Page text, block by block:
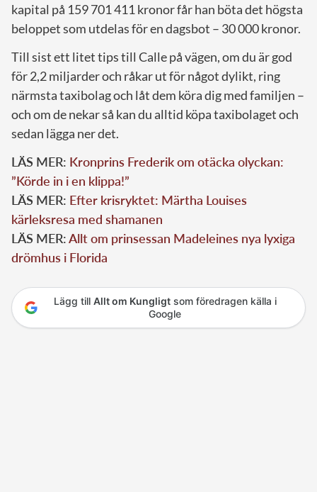
kapital på 159 701 411 kronor får han böta det högsta
beloppet som utdelas för en dagsbot – 30 000 kronor.
Till sist ett litet tips till Calle på vägen, om du är god
för 2,2 miljarder och råkar ut för något dylikt, ring
närmsta taxibolag och låt dem köra dig med familjen –
och om de nekar så kan du alltid köpa taxibolaget och
sedan lägga ner det.
LÄS MER: Kronprins Frederik om otäcka olyckan:
”Körde in i en klippa!”
LÄS MER: Efter krisryktet: Märtha Louises
kärleksresa med shamanen
LÄS MER:Allt om prinsessan Madeleines nya lyxiga
drömhus i Florida
Lägg till Allt om Kungligtsom föredragen källa i
Google